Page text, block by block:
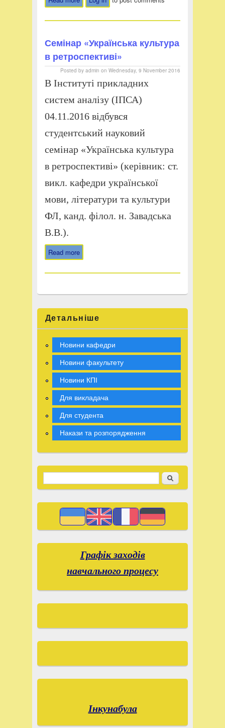
"Натуральні та штучні мови у
суспільній взаємодії".
Семінар «Українська культура
в ретроспективі»
Posted byadmin onWednesday, 9 November 2016
В Інституті прикладних
систем аналізу (ІПСА)
04.11.2016 відбувся
студентський науковий
семінар «Українська культура
в ретроспективі» (керівник: ст.
викл. кафедри української
мови, літератури та культури
ФЛ, канд. філол. н. Завадська
В.В.).
Read moreabout Семінар «Українська
культура в ретроспективі»
Детальніше
Новини кафедри
Новини факультету
Новини КПІ
Для викладача
Для студента
Накази та розпорядження
Search form Recherche
Графік заходів
навчального процесу
Інкунабула